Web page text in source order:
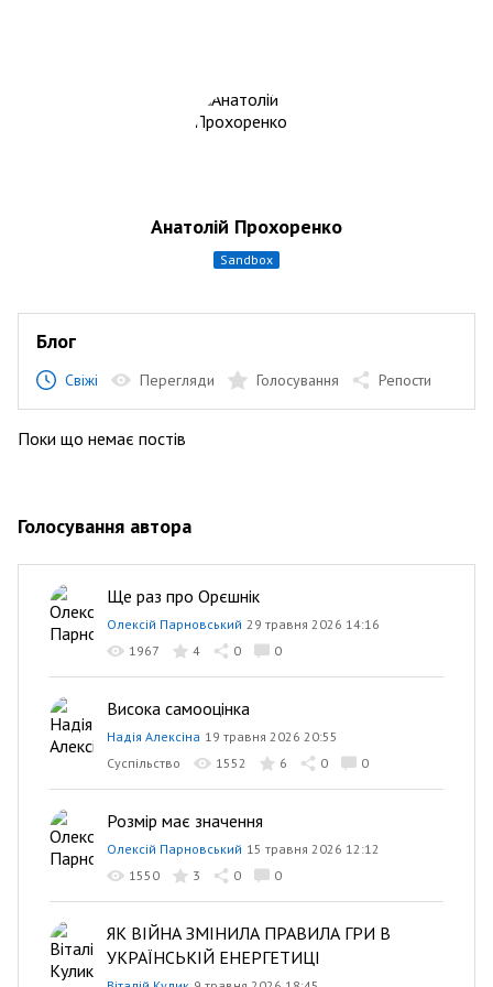
Анатолій Прохоренко
sandbox
Блог
Свіжі Перегляди Голосування Репости
Поки що немає постів
Голосування автора
Ще раз про Орєшнік
Олексій Парновський 29 травня 2026 14:16
1967
4 0 0
Висока самооцінка
Надія Алексіна 19 травня 2026 20:55
Суспільство
1552 6 0 0
Розмір має значення
Олексій Парновський 15 травня 2026 12:12
1550
3 0 0
ЯК ВІЙНА ЗМІНИЛА ПРАВИЛА ГРИ В
УКРАЇНСЬКІЙ ЕНЕРГЕТИЦІ